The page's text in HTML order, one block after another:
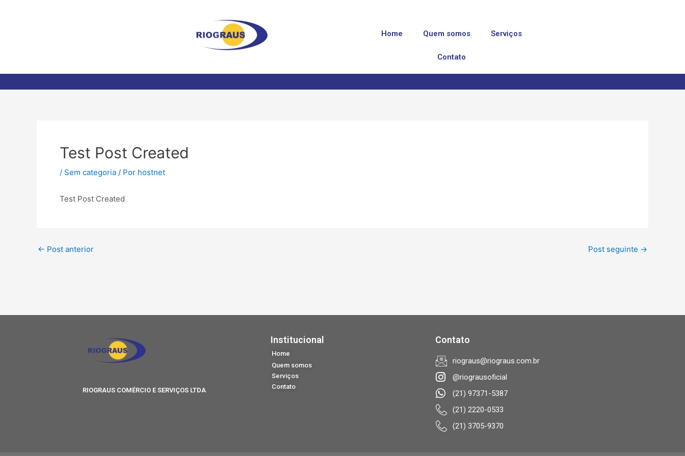
Home Quem somos Serviços
Contato
Test Post Created
/ Sem categoria / Por hostnet
Test Post Created
← Post anterior Post seguinte →
RIOGRAUS COMÉRCIO E SERVIÇOS LTDA
Institucional
Home
Quem somos
Serviços
Contato
Contato
riograus@riograus.com.br
@riograusoficial
(21) 97371-5387
(21) 2220-0533
(21) 3705-9370